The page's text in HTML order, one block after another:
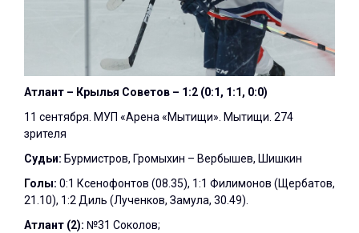
Атлант – Крылья Советов – 1:2 (0:1, 1:1, 0:0)
11 сентября. МУП «Арена «Мытищи». Мытищи. 274
зрителя
Судьи: Бурмистров, Громыхин – Вербышев, Шишкин
Голы: 0:1 Ксенофонтов (08.35), 1:1 Филимонов (Щербатов,
21.10), 1:2 Диль (Лученков, Замула, 30.49).
Атлант (2): №31 Соколов;